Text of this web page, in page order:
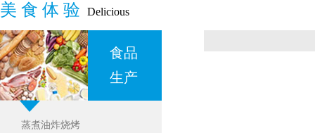
美 食 体 验 Delicious
食品
生产
蒸煮油炸烧烤